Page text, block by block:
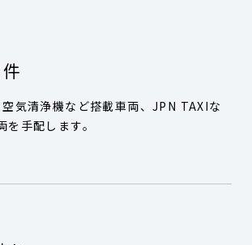
気清浄機など搭載車両、JPN TAXIな
を手配します。